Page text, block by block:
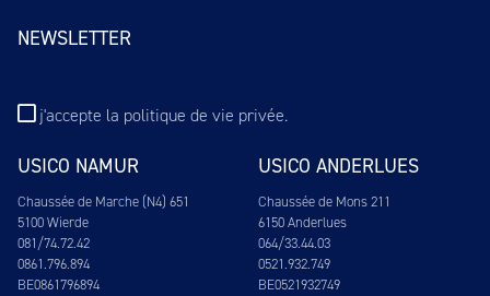
NEWSLETTER
j'accepte la politique de vie privée.
USICO NAMUR
Chaussée de Marche (N4) 651
5100 Wierde
081/74.72.42
0861.796.894
BE0861796894
USICO ANDERLUES
Chaussée de Mons 211
6150 Anderlues
064/33.44.03
0521.932.749
BE0521932749